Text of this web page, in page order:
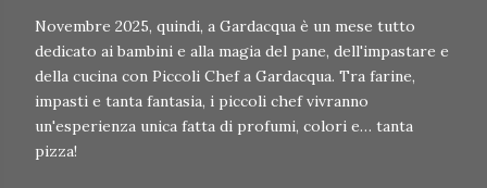
Novembre 2025, quindi, a Gardacqua è un mese tutto
dedicato ai bambini e alla magia del pane, dell'impastare e
della cucina con Piccoli Chef a Gardacqua. Tra farine,
impasti e tanta fantasia, i piccoli chef vivranno
un'esperienza unica fatta di profumi, colori e… tanta
pizza!